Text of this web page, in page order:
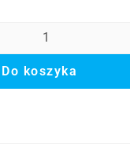
Do koszyka